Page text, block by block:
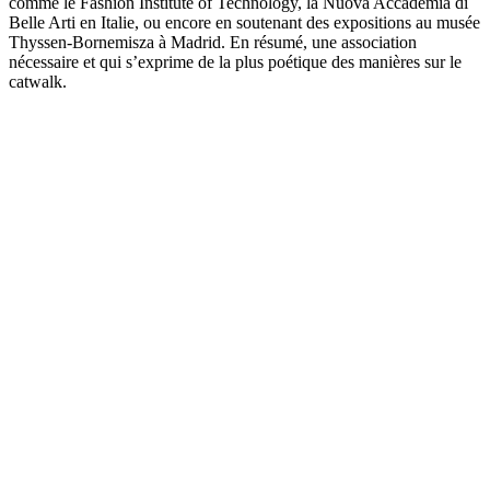
Belle Arti en Italie, ou encore en soutenant des expositions au musée
Thyssen-Bornemisza à Madrid. En résumé, une association
nécessaire et qui s’exprime de la plus poétique des manières sur le
catwalk.